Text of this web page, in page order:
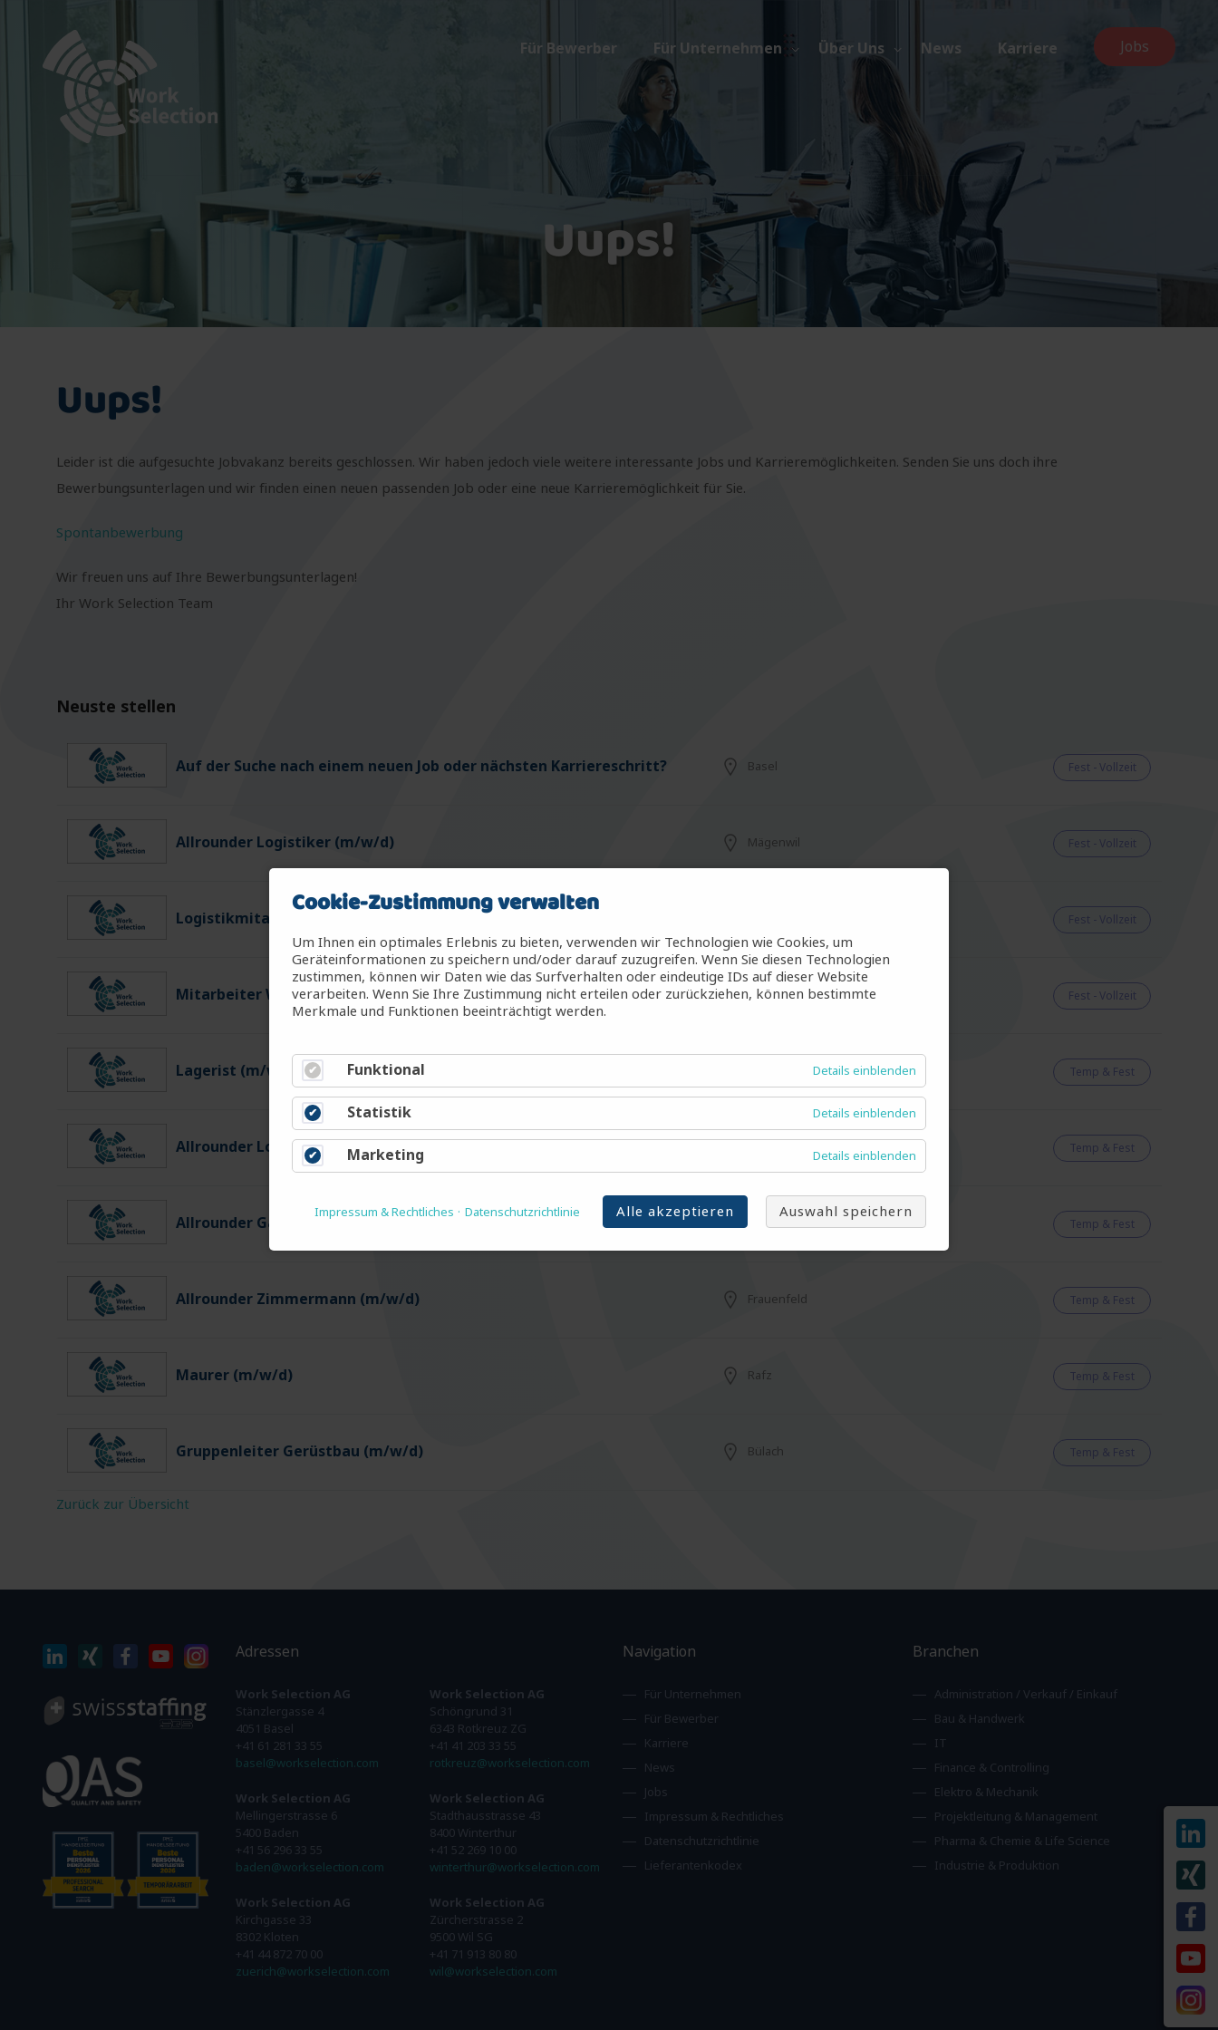
Jobs
Für Bewerber Für Unternehmen Über Uns News Karriere
Uups!
Uups!
Leider ist die aufgesuchte Jobvakanz bereits geschlossen. Wir haben jedoch viele weitere interessante Jobs und Karrieremöglichkeiten. Senden Sie uns doch ihre
Bewerbungsunterlagen und wir finden einen neuen passenden Job oder eine neue Karrieremöglichkeit für Sie.
Spontanbewerbung
Wir freuen uns auf Ihre Bewerbungsunterlagen!
Ihr Work Selection Team
Neuste stellen
Auf der Suche nach einem neuen Job oder nächsten Karriereschritt? Basel Fest - Vollzeit
Allrounder Logistiker (m/w/d) Mägenwil Fest - Vollzeit
Logistikmitarbeiter (m/w/d) Fest - Vollzeit
Mitarbeiter Warenein-/ausgang (m/w/d) Mägenwil Fest - Vollzeit
Lagerist (m/w/d) Temp & Fest
Allrounder Logistiker (m/w/d) Temp & Fest
Allrounder Gartenbau (m/w/d) Arbon Temp & Fest
Allrounder Zimmermann (m/w/d) Frauenfeld Temp & Fest
Maurer (m/w/d) Rafz Temp & Fest
Gruppenleiter Gerüstbau (m/w/d) Bülach Temp & Fest
Zurück zur Übersicht
Adressen
Work Selection AG
Stänzlergasse 4
4051 Basel
+41 61 281 33 55
basel@workselection.com
Work Selection AG
Mellingerstrasse 6
5400 Baden
+41 56 296 33 55
baden@workselection.com
Work Selection AG
Kirchgasse 33
8302 Kloten
+41 44 872 70 00
zuerich@workselection.com
Work Selection AG
Schöngrund 31
6343 Rotkreuz ZG
+41 41 203 33 55
rotkreuz@workselection.com
Work Selection AG
Stadthausstrasse 43
8400 Winterthur
+41 52 269 10 00
winterthur@workselection.com
Work Selection AG
Zürcherstrasse 2
9500 Wil SG
+41 71 913 80 80
wil@workselection.com
Navigation
Für Unternehmen
Für Bewerber
Karriere
News
Jobs
Impressum & Rechtliches
Datenschutzrichtlinie
Lieferantenkodex
Branchen
Administration / Verkauf / Einkauf
Bau & Handwerk
IT
Finance & Controlling
Elektro & Mechanik
Projektleitung & Management
Pharma & Chemie & Life Science
Industrie & Produktion
Cookie-Zustimmung verwalten
Um Ihnen ein optimales Erlebnis zu bieten, verwenden wir Technologien wie Cookies, um
Geräteinformationen zu speichern und/oder darauf zuzugreifen. Wenn Sie diesen Technologien
zustimmen, können wir Daten wie das Surfverhalten oder eindeutige IDs auf dieser Website
verarbeiten. Wenn Sie Ihre Zustimmung nicht erteilen oder zurückziehen, können bestimmte
Merkmale und Funktionen beeinträchtigt werden.
Funktional Details einblenden
Statistik Details einblenden
Marketing Details einblenden
Auswahl speichern
Alle akzeptieren
Impressum & Rechtliches Datenschutzrichtlinie